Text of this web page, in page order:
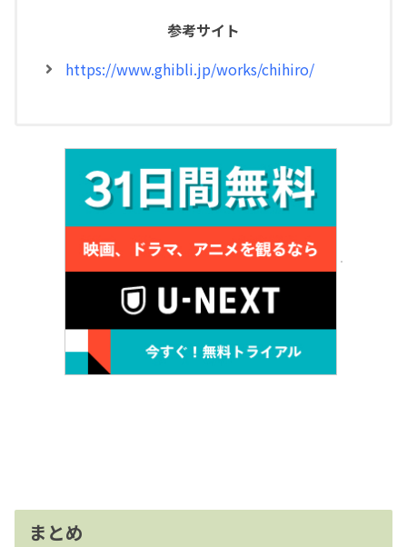
参考サイト
https://www.ghibli.jp/works/chihiro/
まとめ